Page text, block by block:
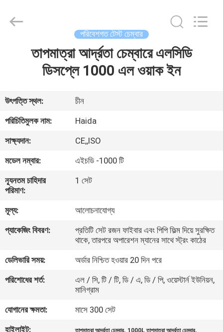
ভিডিও
ভিআর
শো
সম্পর্কে
পরিদর্শন
নিয়ন্ত্রণ
পরিবেশগত টেস্ট চেম্বার
তাপমাত্রা আর্দ্রতা চেম্বারে এলসিডি
ডিসপ্লে 1000 এল ওয়াক ইন
উৎপত্তি স্থল:
চীন
পরিচিতিমুলক নাম:
Haida
সাক্ষ্যদান:
CE,,ISO
মডেল নম্বার:
এইচডি -1000 টি
ন্যূনতম চাহিদার
পরিমাণ:
1 সেট
মূল্য:
আলোচনাযোগ্য
প্যাকেজিং বিবরণ:
প্রতিটি সেট রজন ফাইবার এবং পিপি ফিল্ম দিয়ে সুরক্ষিত
থাকে, তারপরে অপারেশন ম্যানের সাথে স্ট্রং কাঠের
ডেলিভারি সময়:
অর্ডার নিশ্চিত হওয়ার 20 দিন পরে
পরিশোধের শর্ত:
এল / সি, টি / টি, ডি / এ, ডি / পি, ওয়েস্টার্ন ইউনিয়ন,
মানিগ্রাম
যোগানের ক্ষমতা:
মাসে 300 সেট
হাইলাইট:
, ,